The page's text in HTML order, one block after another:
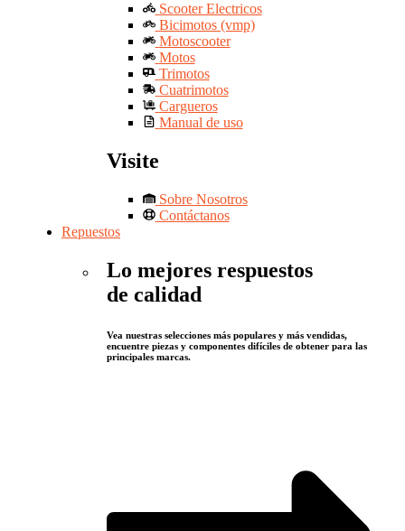
Scooter Electricos
Bicimotos (vmp)
Motoscooter
Motos
Trimotos
Cuatrimotos
Cargueros
Manual de uso
Visite
Sobre Nosotros
Contáctanos
Repuestos
Lo mejores respuestos
de calidad
Vea nuestras selecciones más populares y más vendidas,
encuentre piezas y componentes difíciles de obtener para las
principales marcas.